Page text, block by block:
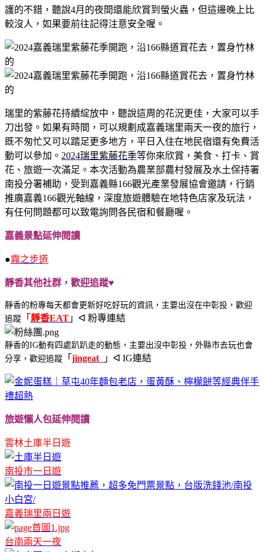
護的不錯，聽說4月的夜間還能欣賞到螢火蟲，但這邊晚上比
較沒人，如果要前往記得注意安全喔。
​瑞里的紫藤花持續綻放中，聽說這周的花況更佳，大家可以手
刀出發。如果有時間，可以規劃成嘉義瑞里兩天一夜的旅行，
既不匆忙又可以踏足更多地方，平日入住在地民宿還有免費活
動可以參加。 2024瑞里紫藤花季等你來欣賞，美食、打卡、賞
花、旅遊一次滿足。本次活動為農業部農村發展及水土保持署
南投分署補助，受到嘉義縣166觀光產業發展協會邀請，行銷
推廣嘉義166觀光軸線，深度旅遊體驗在地特色店家及玩法，
有任何問題都可以致電詢問各民宿和餐廳喔。
嘉義景點延伸閱讀
●霧之步道
靜香其他社群，歡迎追蹤♥
靜香的粉專每天都會更新好吃好玩的資訊，主要出沒在中彰投，歡迎
追蹤 「 靜香EAT 」ᐊ 粉專連結
靜香的IG動有四處趴趴走的動態，主要出沒中彰投，外縣市去玩也會
分享，歡迎追蹤 「 jingeat_ 」ᐊ IG連結
旅遊懶人包延伸閱讀
雲林土庫半日遊
南投市一日遊
嘉義瑞里兩日遊
台南兩天一夜